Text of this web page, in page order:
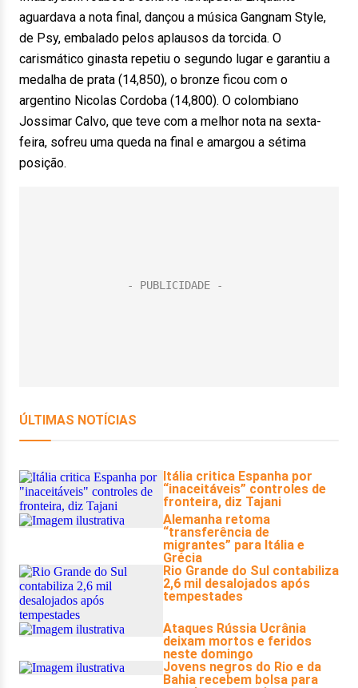
aguardava a nota final, dançou a música Gangnam Style,
de Psy, embalado pelos aplausos da torcida. O
carismático ginasta repetiu o segundo lugar e garantiu a
medalha de prata (14,850), o bronze ficou com o
argentino Nicolas Cordoba (14,800). O colombiano
Jossimar Calvo, que teve com a melhor nota na sexta-
feira, sofreu uma queda na final e amargou a sétima
posição.